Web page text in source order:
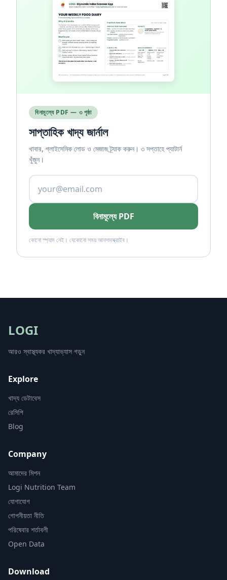
বিনামূল্যে PDF — ৩ পৃষ্ঠা
সাপ্তাহিক খাদ্য জার্নাল
খাবার, গ্লাইসেমিক লোড ও মেজাজ ট্র্যাক করুন। ৩ সপ্তাহে প্যাটার্ন
খুঁজুন।
বিনামূল্যে PDF
কোনো স্প্যাম নেই। যেকোনো সময় আনসাবস্ক্রাইব।
LOGI
আরও স্বাস্থ্যকর খাদ্যাভ্যাস গড়ুন
Explore
খাদ্য ডেটাবেস
রেসিপি
Blog
Company
আমাদের মিশন
Logi Nutrition Team
যোগাযোগ
গোপনীয়তা নীতি
পরিষেবার শর্তাবলী
Open Data
Download